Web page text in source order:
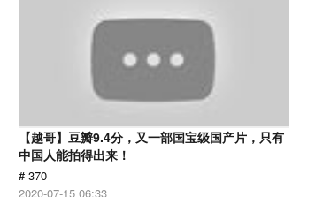
【越哥】豆瓣9.4分，又一部国宝级国产片，只有
中国人能拍得出来！
# 370
2020-07-15 06:33